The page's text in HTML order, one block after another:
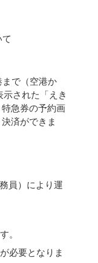
で（空港か
された「えき
急券の予約画
済ができま
員）により運
。
必要となりま